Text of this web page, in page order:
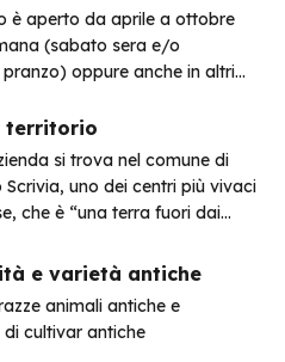
è aperto da aprile a ottobre
(sabato sera e/o
oppure anche in altri
8-10 adulti; in occasione
fine settimana propone
da condividere in famiglia.
territorio
si trova nel comune di
Scrivia, uno dei centri più vivaci
che è “una terra fuori dai
e varietà antiche
animali antiche e
cultivar antiche